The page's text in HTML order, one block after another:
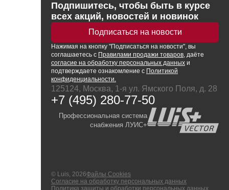
Подпишитесь, чтобы быть в курсе
всех акций, новостей и новинок
Подписаться на новости
Нажимая на кнопку "Подписаться на новости", вы
соглашаетесь с Правилами продажи товаров, даёте
согласие на обработку персональных данных и
подтверждаете ознакомление с Политикой
конфиденциальности.
125124, Москва, 1-я ул. Ямского Поля, д. 28
+7 (495) 280-77-50
Профессиональная система
снабжения ЛУИС+
© Luis, 2026Файлы Cookies
Согласие на обработку персональных данных
Политика защиты и обработки персональных данных